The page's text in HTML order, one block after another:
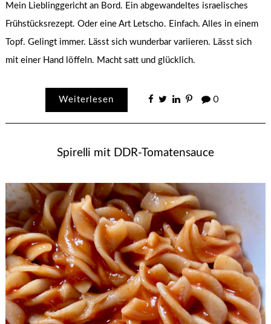
Mein Lieblinggericht an Bord. Ein abgewandeltes israelisches
Frühstücksrezept. Oder eine Art Letscho. Einfach. Alles in einem
Topf. Gelingt immer. Lässt sich wunderbar variieren. Lässt sich
mit einer Hand löffeln. Macht satt und glücklich.
Weiterlesen 0
Spirelli mit DDR-Tomatensauce